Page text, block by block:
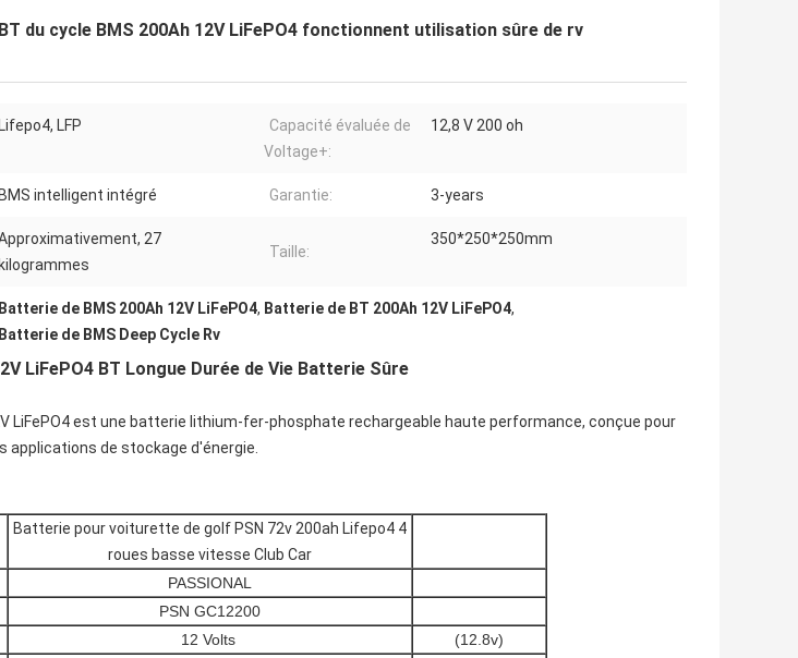
du cycle BMS 200Ah 12V LiFePO4 fonctionnent utilisation sûre de rv
Lifepo4, LFP
Capacité évaluée de
Voltage+:
12,8 V 200 oh
BMS intelligent intégré Garantie: 3-years
27
kilogrammes
Taille:
350*250*250mm
Batterie de BMS 200Ah 12V LiFePO4, Batterie de BT 200Ah 12V LiFePO4,
Batterie de BMS Deep Cycle Rv
LiFePO4 BT Longue Durée de Vie Batterie Sûre
LiFePO4 est une batterie lithium-fer-phosphate rechargeable haute performance, conçue pour
applications de stockage d'énergie.
Batterie pour voiturette de golf PSN 72v 200ah Lifepo4 4
roues basse vitesse Club Car
PASSIONAL
PSN GC12200
12 Volts
(12.8v)